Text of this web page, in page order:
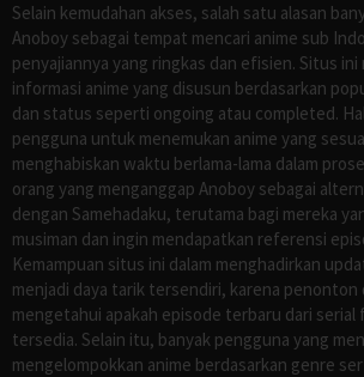
Selain kemudahan akses, salah satu alasan
Anoboy sebagai tempat mencari anime sub
penyajiannya yang ringkas dan efisien. Situs ini
informasi anime yang disusun berdasarkan
dan status seperti ongoing atau completed.
pengguna untuk menemukan anime yang
menghabiskan waktu berlama-lama dalam
orang yang menganggap Anoboy sebagai
dengan Samehadaku, terutama bagi mereka
musiman dan ingin mendapatkan referensi
Kemampuan situs ini dalam menghadirkan
menjadi daya tarik tersendiri, karena penonton
mengetahui apakah episode terbaru dari serial
tersedia. Selain itu, banyak pengguna yang
mengelompokkan anime berdasarkan genre